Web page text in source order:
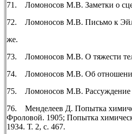
71. Ломоносов М.В. Заметки о
72. Ломоносов М.В. Письмо к
же.
73. Ломоносов М.В. О тяжести
74. Ломоносов М.В. Об отношении
75. Ломоносов М.В. Рассуждение
76. Менделеев Д. Попытка
Фроловой. 1905; Попытка
1934. Т. 2, с. 467.